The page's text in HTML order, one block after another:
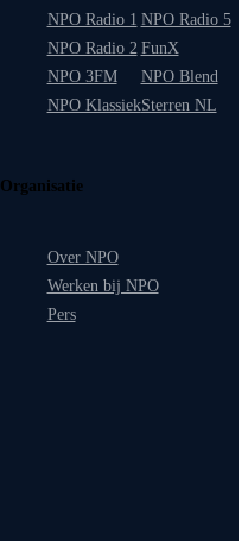
NPO Radio 1
NPO Radio 2
NPO 3FM
NPO Klassiek
NPO Radio 5
FunX
NPO Blend
Sterren NL
Organisatie
Over NPO
Werken bij NPO
Pers